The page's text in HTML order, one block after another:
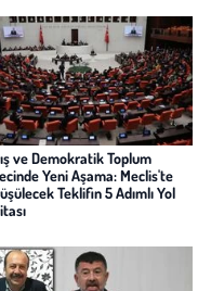
ve Demokratik Toplum
Yeni Aşama: Meclis'te
Teklifin 5 Adımlı Yol